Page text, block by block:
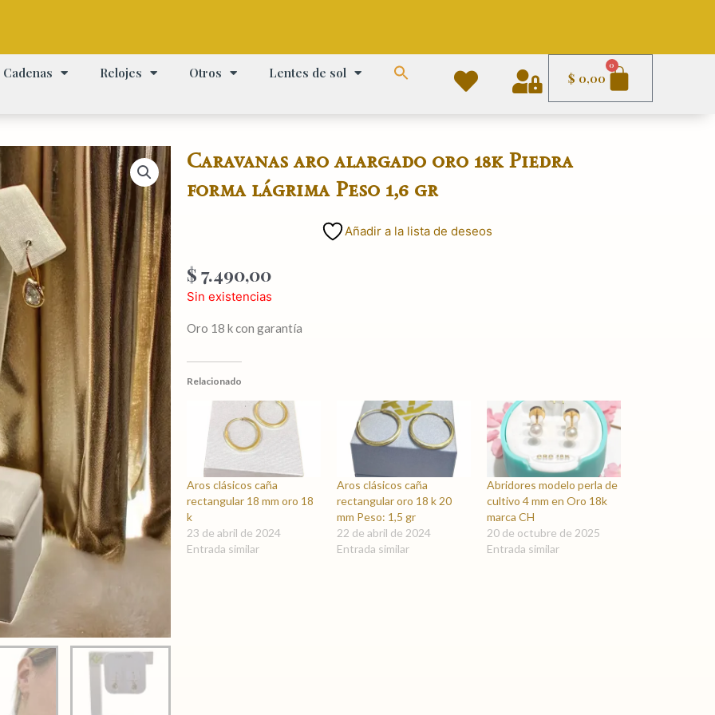
Cadenas Relojes Otros Lentes de sol $ 0,00
0
Carrito
Caravanas aro alargado oro 18k Piedra
forma lágrima Peso 1,6 gr
Añadir a la lista de deseos
$ 7.490,00
Sin existencias
Oro 18 k con garantía
Relacionado
Aros clásicos caña
rectangular 18 mm oro 18
k
23 de abril de 2024
Entrada similar
Aros clásicos caña
rectangular oro 18 k 20
mm Peso: 1,5 gr
22 de abril de 2024
Entrada similar
Abridores modelo perla de
cultivo 4 mm en Oro 18k
marca CH
20 de octubre de 2025
Entrada similar